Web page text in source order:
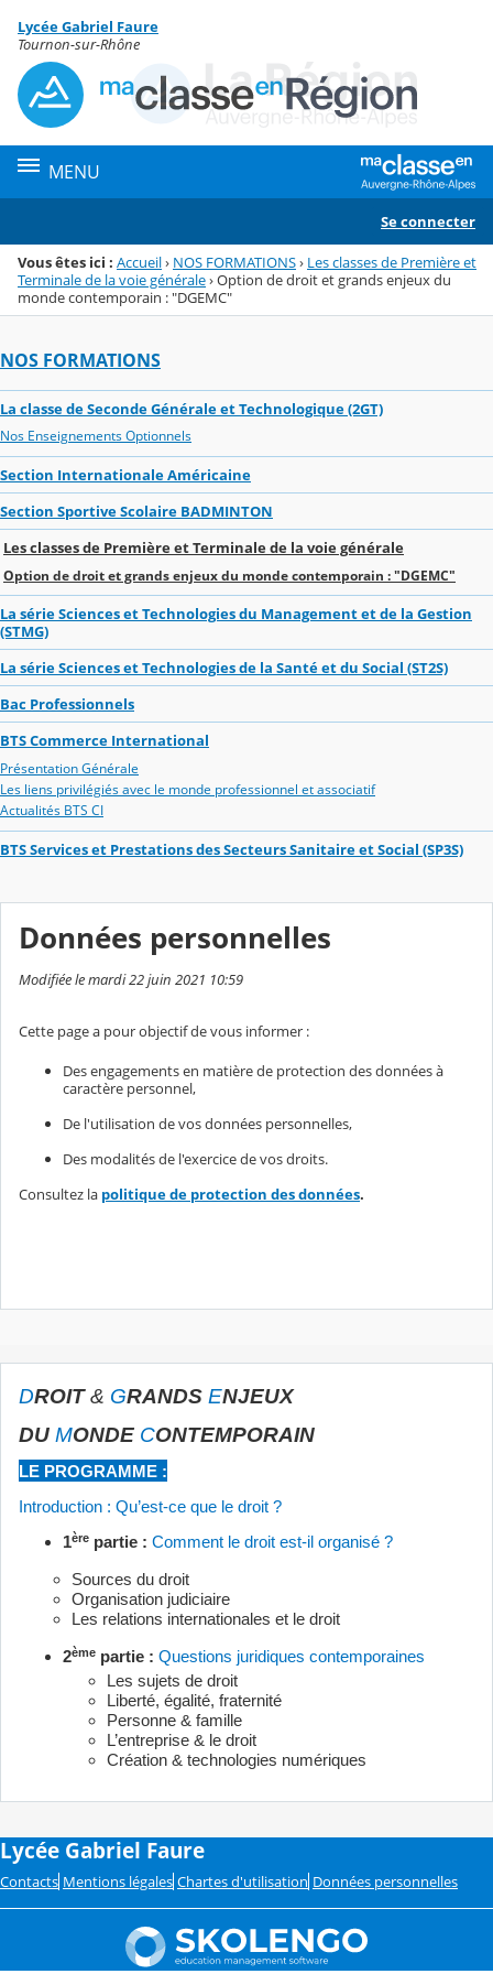
Menu de la rubrique
Contenu
Lycée Gabriel Faure
Tournon-sur-Rhône
MENU
Se connecter
Vous êtes ici : Accueil› NOS FORMATIONS› Les classes de Première et
Terminale de la voie générale›Option de droit et grands enjeux du
monde contemporain : "DGEMC"
NOS FORMATIONS
La classe de Seconde Générale et Technologique (2GT)
Nos Enseignements Optionnels
Section Internationale Américaine
Section Sportive Scolaire BADMINTON
Les classes de Première et Terminale de la voie générale
Option de droit et grands enjeux du monde contemporain : "DGEMC"
La série Sciences et Technologies du Management et de la Gestion
(STMG)
La série Sciences et Technologies de la Santé et du Social (ST2S)
Bac Professionnels
BTS Commerce International
Présentation Générale
Les liens privilégiés avec le monde professionnel et associatif
Actualités BTS CI
BTS Services et Prestations des Secteurs Sanitaire et Social (SP3S)
Données personnelles
Modifiée le mardi 22 juin 2021 10:59
Cette page a pour objectif de vous informer :
Des engagements en matière de protection des données à
caractère personnel,
De l'utilisation de vos données personnelles,
Des modalités de l'exercice de vos droits.
Consultez la politique de protection des données.
DROIT& GRANDS ENJEUX
DU MONDE CONTEMPORAIN
LE PROGRAMME :
Introduction : Qu’est-ce que le droit ?
1ère partie : Comment le droit est-il organisé ?
Sources du droit
Organisation judiciaire
Les relations internationales et le droit
2ème partie : Questions juridiques contemporaines
Les sujets de droit
Liberté, égalité, fraternité
Personne & famille
L’entreprise & le droit
Création & technologies numériques
Lycée Gabriel Faure
Contacts Mentions légales Chartes d'utilisation Données personnelles